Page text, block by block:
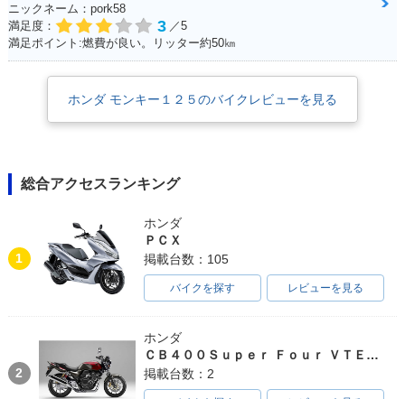
ニックネーム：pork58
満足度：
3 ／5
満足ポイント:燃費が良い。リッター約50㎞
ホンダ モンキー１２５のバイクレビューを見る
総合アクセスランキング
1
ホンダ
ＰＣＸ
掲載台数：105
バイクを探す レビューを見る
2
ホンダ
ＣＢ４００Ｓｕｐｅｒ Ｆｏｕｒ ＶＴＥＣ ＳＰＥＣ３
掲載台数：2